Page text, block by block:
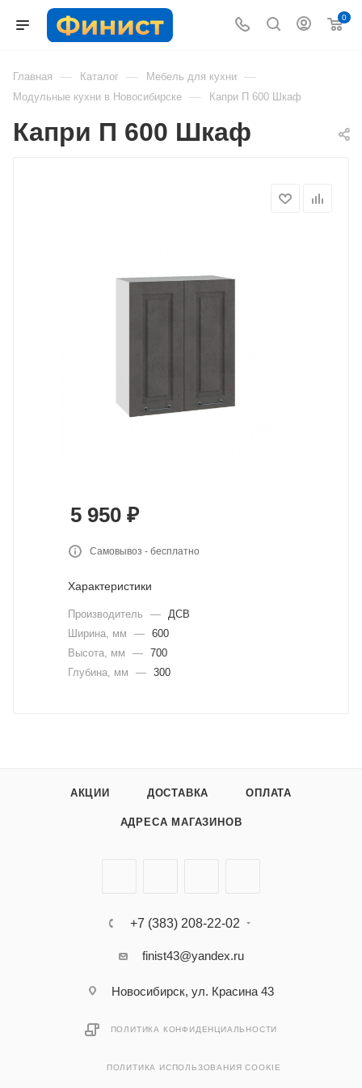
0
Главная — Каталог — Мебель для кухни —
Модульные кухни в Новосибирске — Капри П 600 Шкаф
Капри П 600 Шкаф
5 950 ₽
Самовывоз - бесплатно
Характеристики
Производитель — ДСВ
Ширина, мм
— 600
Высота, мм
— 700
Глубина, мм
— 300
АКЦИИ ДОСТАВКА ОПЛАТА
АДРЕСА МАГАЗИНОВ
+7 (383) 208-22-02
finist43@yandex.ru
Новосибирск, ул. Красина 43
ПОЛИТИКА КОНФИДЕНЦИАЛЬНОСТИ
ПОЛИТИКА ИСПОЛЬЗОВАНИЯ COOKIE